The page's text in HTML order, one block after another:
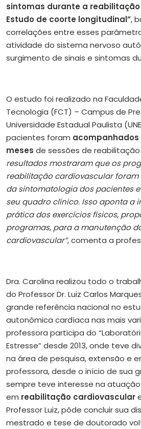
sintomas durante a
Estudo de coorte longitudinal”,
correlações entre esses
atividade do sistema nervoso
surgimento de sinais e sintomas
O estudo foi realizado na
Tecnologia (FCT) – Campus de
Universidade Estadual Paulista
pacientes foram acompanhados
meses de sessões de
resultados mostraram que os
reabilitação cardiovascular foram
da sintomatologia dos pacientes
seu quadro clínico. Isso aponta a
prática dos exercícios físicos,
programas, para a manutenção
cardiovascular”, comenta a
Dra. Carolina realizou todo o
do Professor Dr. Luiz Carlos
grande referência nacional no
autonômica cardíaca nas mais
professora participa do
Estresse” desde 2013, onde teve
na área de pesquisa, extensão e
professora, desde o início de sua
sempre teve interesse na
em reabilitação cardiovascular
Professor Luiz, pôde concluir sua
mestrado e tese de doutorado